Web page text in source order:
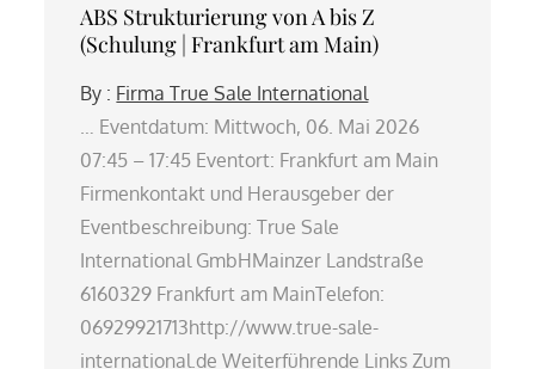
ABS Strukturierung von A bis Z
(Schulung | Frankfurt am Main)
By : Firma True Sale International
… Eventdatum: Mittwoch, 06. Mai 2026
07:45 – 17:45 Eventort: Frankfurt am Main
Firmenkontakt und Herausgeber der
Eventbeschreibung: True Sale
International GmbHMainzer Landstraße
6160329 Frankfurt am MainTelefon:
06929921713http://www.true-sale-
international.de Weiterführende Links Zum